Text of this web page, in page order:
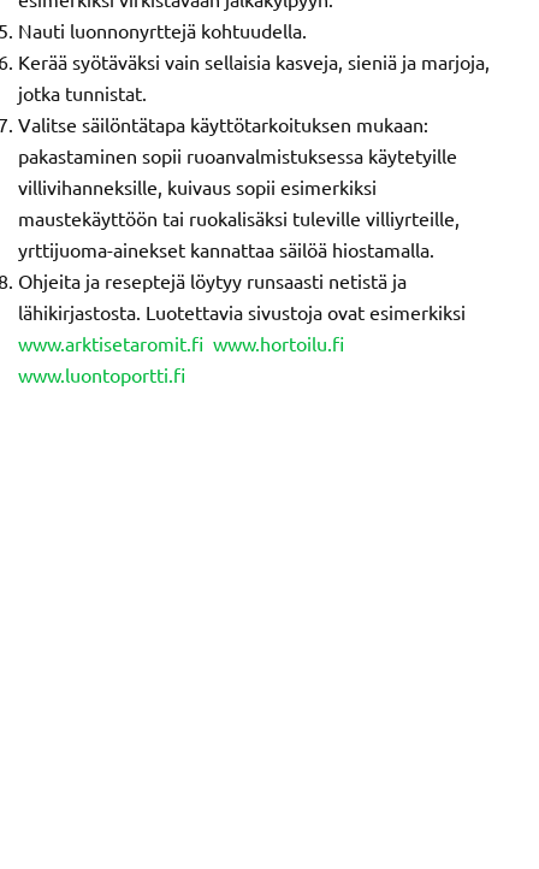
Nauti luonnonyrttejä kohtuudella.
Kerää syötäväksi vain sellaisia kasveja, sieniä ja marjoja,
jotka tunnistat.
Valitse säilöntätapa käyttötarkoituksen mukaan:
pakastaminen sopii ruoanvalmistuksessa käytetyille
villivihanneksille, kuivaus sopii esimerkiksi
maustekäyttöön tai ruokalisäksi tuleville villiyrteille,
yrttijuoma-ainekset kannattaa säilöä hiostamalla.
Ohjeita ja reseptejä löytyy runsaasti netistä ja
lähikirjastosta. Luotettavia sivustoja ovat esimerkiksi
www.arktisetaromit.fi www.hortoilu.fi
www.luontoportti.fi